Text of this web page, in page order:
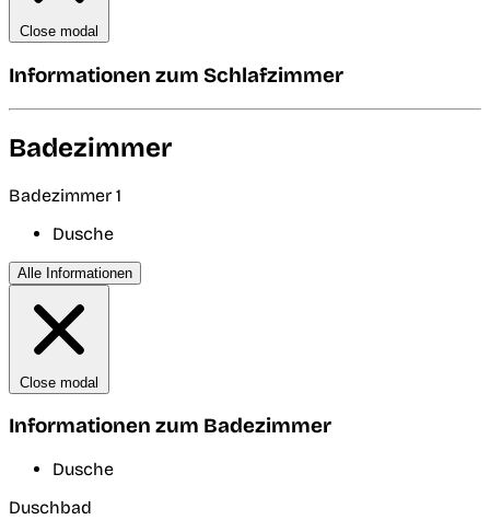
Close modal
Informationen zum Schlafzimmer
Badezimmer
Badezimmer 1
Dusche
Alle Informationen
Close modal
Informationen zum Badezimmer
Dusche
Duschbad